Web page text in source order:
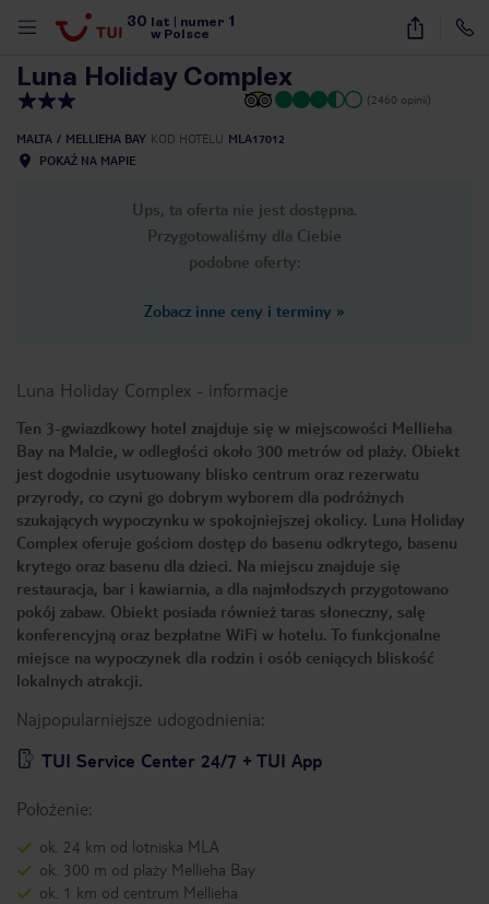
30 lat numer 1
w Polsce
41
Luna Holiday Complex
(2460 opinii)
MALTA MELLIEHA BAY KOD HOTELU MLA17012
POKAŻ NA MAPIE
Ups, ta oferta nie jest dostępna.
Przygotowaliśmy dla Ciebie
podobne oferty:
Zobacz inne ceny i terminy »
Luna Holiday Complex - informacje
Ten 3-gwiazdkowy hotel znajduje się w miejscowości Mellieha
Bay na Malcie, w odległości około 300 metrów od plaży. Obiekt
jest dogodnie usytuowany blisko centrum oraz rezerwatu
przyrody, co czyni go dobrym wyborem dla podróżnych
szukających wypoczynku w spokojniejszej okolicy. Luna Holiday
Complex oferuje gościom dostęp do basenu odkrytego, basenu
krytego oraz basenu dla dzieci. Na miejscu znajduje się
restauracja, bar i kawiarnia, a dla najmłodszych przygotowano
pokój zabaw. Obiekt posiada również taras słoneczny, salę
konferencyjną oraz bezpłatne WiFi w hotelu. To funkcjonalne
miejsce na wypoczynek dla rodzin i osób ceniących bliskość
lokalnych atrakcji.
Najpopularniejsze udogodnienia:
TUI Service Center 24/7 + TUI App
Położenie:
ok. 24 km od lotniska MLA
ok. 300 m od plaży Mellieha Bay
ok. 1 km od centrum Mellieha